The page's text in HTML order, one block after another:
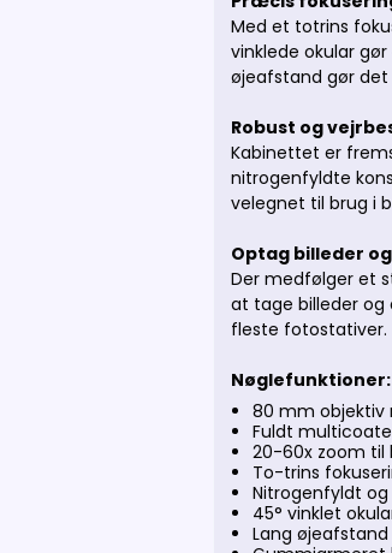
Med et totrins
vinklede okular
øjeafstand gør det
Robust og
Kabinettet er
nitrogenfyldte
velegnet til brug i
Optag billeder
Der medfølger et
at tage billeder og
fleste fotostativer.
Nøglefunktioner:
80 mm objektiv
Fuldt
20-60x zoom til
To-trins
Nitrogenfyldt
45° vinklet
Lang